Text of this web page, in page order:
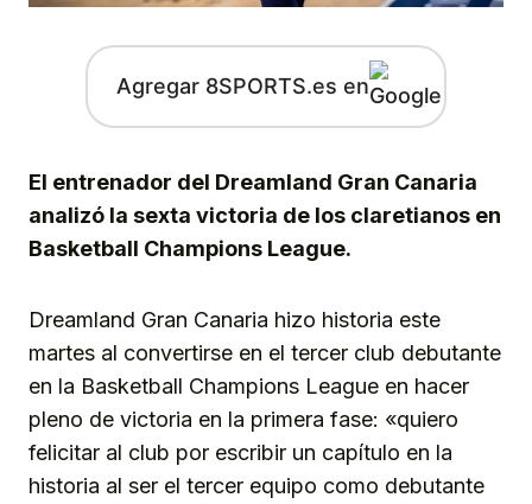
Agregar 8SPORTS.es en
El entrenador del Dreamland Gran Canaria
analizó la sexta victoria de los claretianos en
Basketball Champions League.
Dreamland Gran Canaria hizo historia este
martes al convertirse en el tercer club debutante
en la Basketball Champions League en hacer
pleno de victoria en la primera fase: «quiero
felicitar al club por escribir un capítulo en la
historia al ser el tercer equipo como debutante